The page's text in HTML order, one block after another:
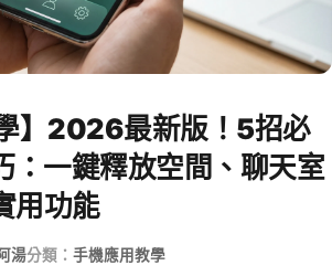
學】2026最新版！5招必
：一鍵釋放空間、聊天室
用功能
湯分類： 手機應用教學